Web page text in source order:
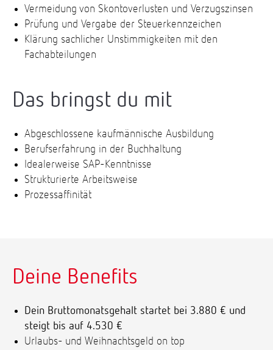
Vermeidung von Skontoverlusten und Verzugszinsen
Prüfung und Vergabe der Steuerkennzeichen
Klärung sachlicher Unstimmigkeiten mit den
Fachabteilungen
Das bringst du mit
Abgeschlossene kaufmännische Ausbildung
Berufserfahrung in der Buchhaltung
Idealerweise SAP-Kenntnisse
Strukturierte Arbeitsweise
Prozessaffinität
Deine Benefits
Dein Bruttomonatsgehalt startet bei 3.880 € und
steigt bis auf 4.530 €
Urlaubs- und Weihnachtsgeld on top